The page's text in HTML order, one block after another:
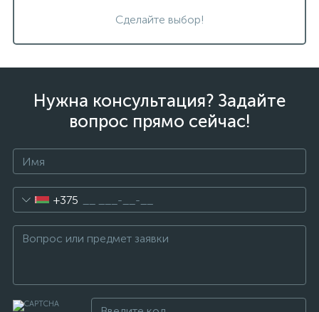
Сделайте выбор!
Нужна консультация? Задайте
вопрос прямо сейчас!
+375